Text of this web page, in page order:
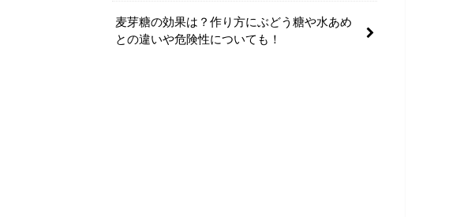
麦芽糖の効果は？作り方にぶどう糖や水あめ
との違いや危険性についても！